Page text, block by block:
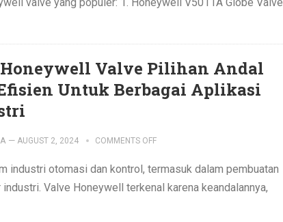
Valve Pilihan Andal
Untuk Berbagai Aplikasi
— AUGUST 2, 2024 COMMENTS OFF
industri otomasi dan kontrol, termasuk dalam pembuatan
Valve Honeywell terkenal karena keandalannya,